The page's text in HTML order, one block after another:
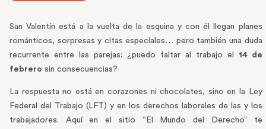
San Valentín está a la vuelta de la esquina y con él llegan planes
románticos, sorpresas y citas especiales… pero también una duda
recurrente entre las parejas: ¿puedo faltar al trabajo el 14 de
febrero sin consecuencias?
La respuesta no está en corazones ni chocolates, sino en la Ley
Federal del Trabajo (LFT) y en los derechos laborales de las y los
trabajadores. Aquí en el sitio “El Mundo del Derecho” te